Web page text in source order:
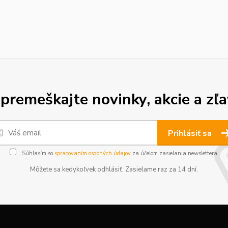
novinky, akcie a
Prihlásiť sa
Súhlasím so spracovaním osobných údajovza účelom zasielania newslettera.
Môžete sa kedykoľvek odhlásiť. Zasielame raz za 14 dní.